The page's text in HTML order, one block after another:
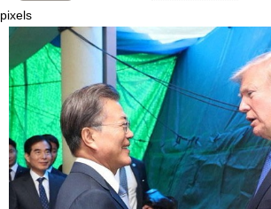
pixels